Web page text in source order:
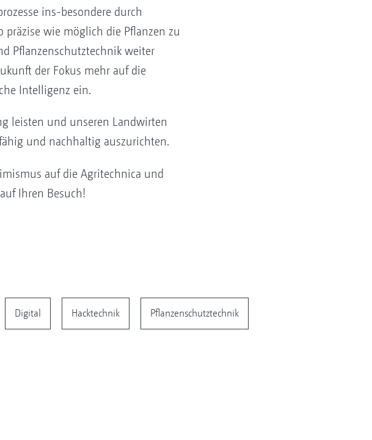
ins-besondere durch
wie möglich die Pflanzen zu
Pflanzenschutztechnik weiter
der Fokus mehr auf die
Intelligenz ein.
leisten und unseren Landwirten
und nachhaltig auszurichten.
auf die Agritechnica und
Ihren Besuch!
Digital Hacktechnik Pflanzenschutztechnik